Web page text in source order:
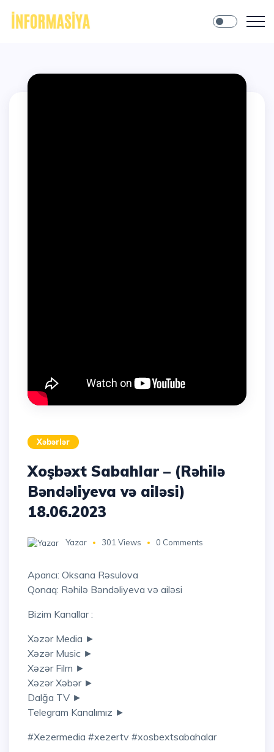
Xəbərlər
Xoşbəxt Sabahlar – (Rəhilə
Bəndəliyeva və ailəsi)
18.06.2023
Yazar 301 Views 0 Comments
Aparıcı: Oksana Rəsulova
Qonaq: Rəhilə Bəndəliyeva və ailəsi
Bizim Kanallar :
Xəzər Media ►
Xəzər Music ►
Xəzər Film ►
Xəzər Xəbər ►
Dalğa TV ►
Telegram Kanalımız ►
#xezermedia #xezertv #xosbextsabahalar